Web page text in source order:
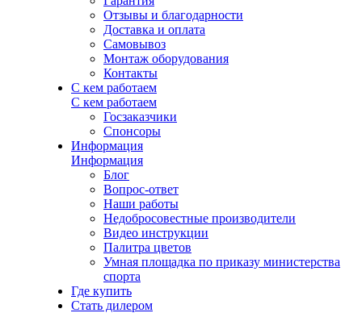
Отзывы и благодарности
Доставка и оплата
Самовывоз
Монтаж оборудования
Контакты
С кем работаем
С кем работаем
Госзаказчики
Спонсоры
Информация
Информация
Блог
Вопрос-ответ
Наши работы
Недобросовестные производители
Видео инструкции
Палитра цветов
Умная площадка по приказу министерства
спорта
Где купить
Стать дилером